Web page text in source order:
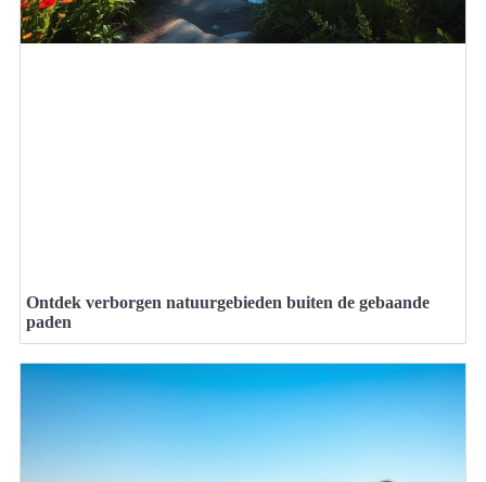
Ontdek verborgen natuurgebieden buiten de gebaande
paden